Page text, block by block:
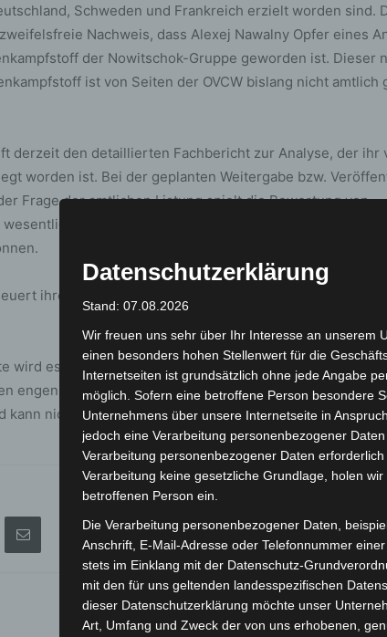
Schweden und Frankreich erzielt worden sind.
Nachweis, dass Alexej Nawalny Opfer eines
der Nowitschok-Gruppe geworden ist. Dieser
ist von Seiten der OVCW bislang nicht amtlich
derzeit den detaillierten Fachbericht zur Analyse, der ihr
worden ist. Bei der geplanten Weitergabe bzw.
Frage der amtlichen Listung spielt die Bewertung von
Rolle. Es darf kein Wissen über die gefährliche
ihre Aufforderung an Russland, sich zu den
wird es in den kommenden Tagen im Exekutivrat der
engen Austausch geben. Jeder Einsatz von
kann nicht ohne Konsequenzen bleiben.
Datenschutzerklärung
Stand: 07.08.2026
Wir freuen uns sehr über Ihr Interesse an unserem
einen besonders hohen Stellenwert für die
Internetseiten ist grundsätzlich ohne jede Angabe
möglich. Sofern eine betroffene Person besondere
Unternehmens über unsere Internetseite in
jedoch eine Verarbeitung personenbezogener
Verarbeitung personenbezogener Daten
Verarbeitung keine gesetzliche Grundlage, holen
betroffenen Person ein.
Die Verarbeitung personenbezogener Daten,
Anschrift, E-Mail-Adresse oder Telefonnummer
stets im Einklang mit der Datenschutz-
mit den für uns geltenden landesspezifischen
dieser Datenschutzerklärung möchte unser
Art, Umfang und Zweck der von uns erhobenen,